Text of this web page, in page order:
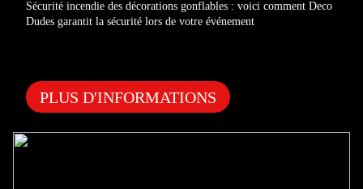
Sécurité incendie des décorations gonflables : voici comment Deco
Dudes garantit la sécurité lors de votre événement
PLUS D'INFORMATIONS